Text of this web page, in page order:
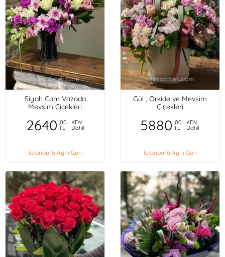
Siyah Cam Vazoda
Mevsim Çiçekleri
2640 ,00
TL
KDV
Dahil
İstanbul'a Aynı Gün
Gül , Orkide ve Mevsim
Çiçekleri
5880 ,00
TL
KDV
Dahil
İstanbul'a Aynı Gün